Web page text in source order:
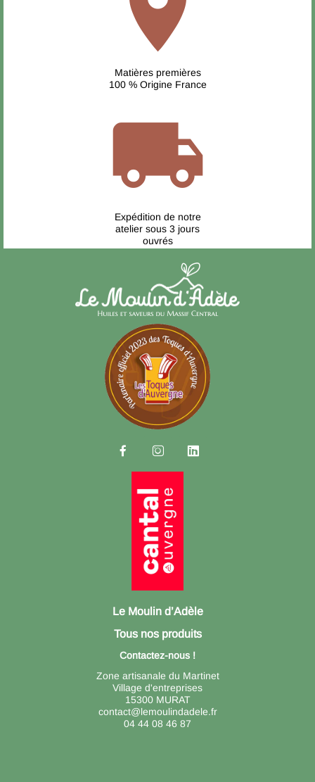
Matières premières
100 % Origine France
local_shipping
Expédition de notre
atelier sous 3 jours
ouvrés
  
Le Moulin d’Adèle
Tous nos produits
Contactez-nous !
Zone artisanale du Martinet
Village d'entreprises
15300 MURAT
contact@lemoulindadele.fr
04 44 08 46 87